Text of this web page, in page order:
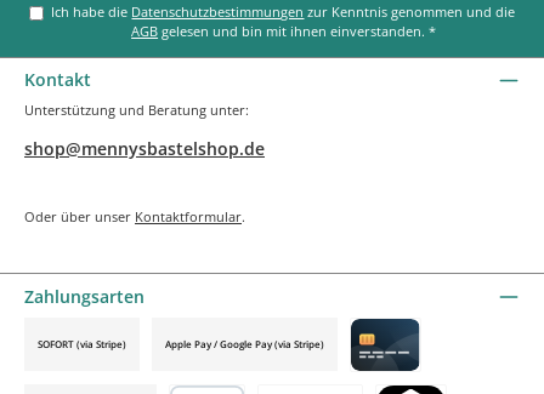
Ich habe die Datenschutzbestimmungen
AGB gelesen und bin mit ihnen einverstanden.*
Kontakt
Unterstützung und Beratung unter:
shop@mennysbastelshop.de
Oder über unser Kontaktformular.
Zahlungsarten
SOFORT (via Stripe) Apple Pay / Google Pay (via Stripe)
Credit card by mollie